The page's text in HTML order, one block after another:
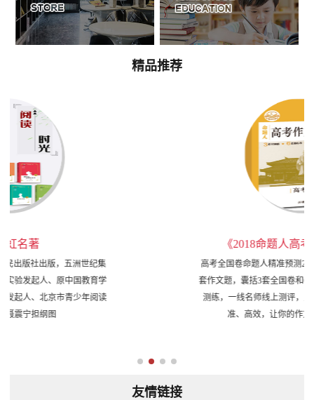
精品推荐
《2018命题人高考作文押题卷》
高考全国卷命题人精准预测2018高考作文！ 名师原创9
套作文题，囊括3套全国卷和6套地方卷！ 高三学生线下
测练，一线名师线上测评，反复修改论证！ 权威、精
准、高效，让你的作文分数涨！涨!涨！
友情链接